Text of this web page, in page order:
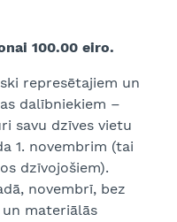
100.00 eiro.
represētajiem un
dalībniekiem –
savu dzīves vietu
1. novembrim (tai
dzīvojošiem).
novembrī, bez
materiālās